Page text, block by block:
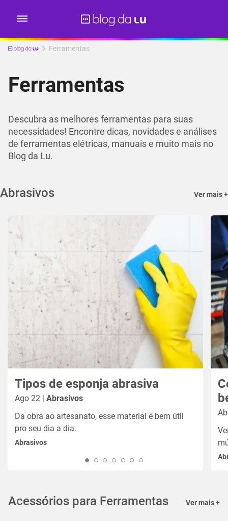
Ferramentas
Ferramentas
Descubra as melhores ferramentas para suas
necessidades! Encontre dicas, novidades e análises
de ferramentas elétricas, manuais e muito mais no
Blog da Lu.
Abrasivos Ver mais +
Tipos de esponja abrasiva
Ago 22 | Abrasivos
Da obra ao artesanato, esse material é bem útil
pro seu dia a dia.
Abrasivos
Acessórios para Ferramentas Ver mais +